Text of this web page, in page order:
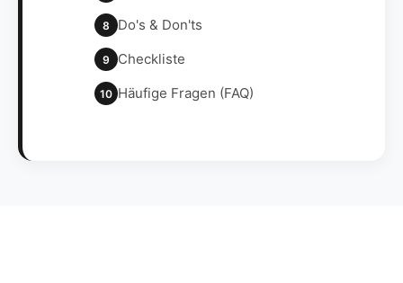
8 Do's & Don'ts
9 Checkliste
10 Häufige Fragen (FAQ)